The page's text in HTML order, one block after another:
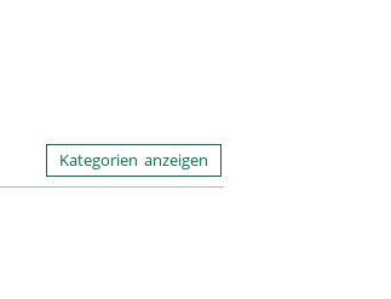
Kategorien anzeigen